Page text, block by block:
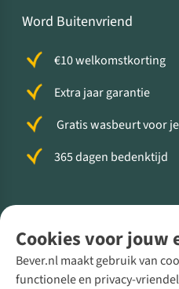
Cookies voor jouw
Bever.nl maakt gebruik van
functionele en privacy-
Word Buitenvriend
€10 welkomstkorting
Extra jaar garantie
Gratis wasbeurt voor
365 dagen bedenktijd